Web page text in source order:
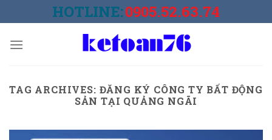
to
HOTLINE:0905.52.63.74
TAG ARCHIVES: ĐĂNG KÝ CÔNG TY BẤT ĐỘNG
SẢN TẠI QUẢNG NGÃI